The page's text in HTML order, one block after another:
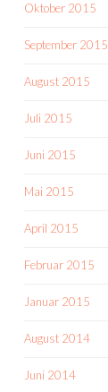
Oktober 2015
September 2015
August 2015
Juli 2015
Juni 2015
Mai 2015
April 2015
Februar 2015
Januar 2015
August 2014
Juni 2014